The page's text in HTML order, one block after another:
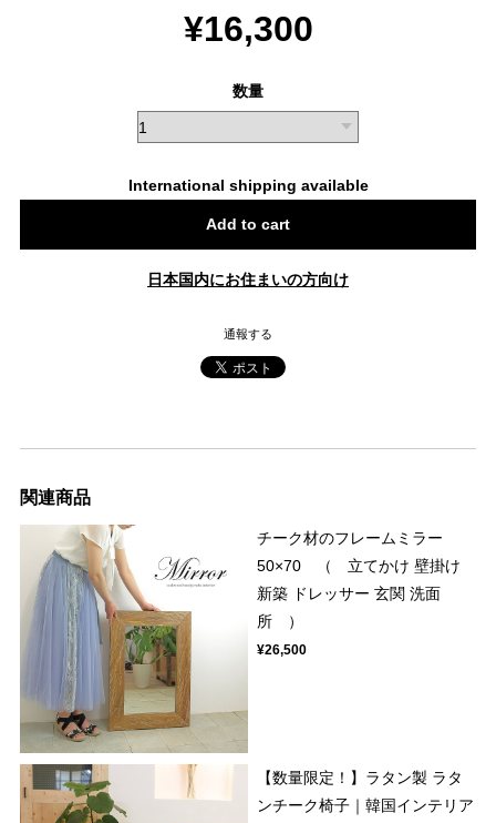
¥16,300
数量
International shipping available
Add to cart
日本国内にお住まいの方向け
通報する
関連商品
チーク材のフレームミラー
50×70 （ 立てかけ 壁掛け
新築 ドレッサー 玄関 洗面
所 ）
¥26,500
【数量限定！】ラタン製 ラタ
ンチーク椅子｜韓国インテリア